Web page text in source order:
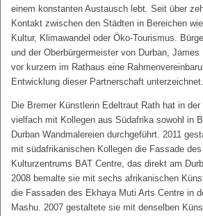
einem konstanten Austausch lebt. Seit über
Kontakt zwischen den Städten in Bereichen
Kultur, Klimawandel oder Öko-Tourismus.
und der Oberbürgermeister von Durban,
vor kurzem im Rathaus eine
Entwicklung dieser Partnerschaft unterzeichnet.
Die Bremer Künstlerin Edeltraut Rath hat in
vielfach mit Kollegen aus Südafrika sowohl in
Durban Wandmalereien durchgeführt. 2011
mit südafrikanischen Kollegen die Fassade
Kulturzentrums BAT Centre, das direkt am
2008 bemalte sie mit sechs afrikanischen
die Fassaden des Ekhaya Muti Arts Centre in
Mashu. 2007 gestaltete sie mit denselben